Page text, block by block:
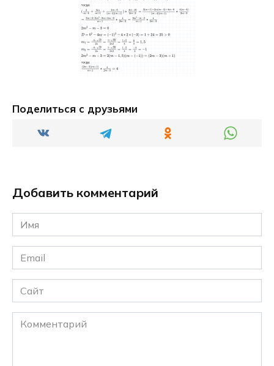
Поделиться с друзьями
Добавить комментарий
Имя
*
Email
*
Сайт
Комментарий